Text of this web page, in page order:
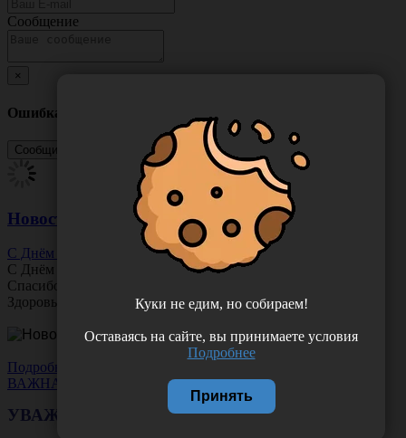
Сообщение
×
Ошибка
Новости
С Днём Офтальмолога!
С Днём
Спасибо за ясное зрение и заботу о пациентах.
Здоровья вам и новых профессиональных побед!
Подробнее
ВАЖНАЯ НОВОСТЬ
УВАЖАЕМЫЕ КЛИЕНТЫ!
Куки не едим, но собираем!
Оставаясь на сайте, вы принимаете условия
Подробнее
Принять